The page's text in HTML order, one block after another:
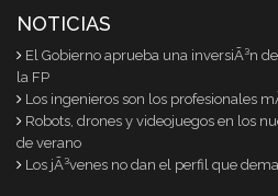
NOTICIAS
El Gobierno aprueba una inversiÃ³n
la FP
Los ingenieros son los profesionales
Robots, drones y videojuegos en los
de verano
Los jÃ³venes no dan el perfil que